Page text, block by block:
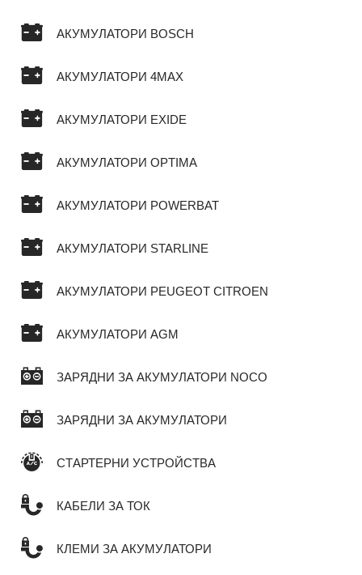
АКУМУЛАТОРИ BOSCH
АКУМУЛАТОРИ 4MAX
АКУМУЛАТОРИ EXIDE
АКУМУЛАТОРИ OPTIMA
АКУМУЛАТОРИ POWERBAT
АКУМУЛАТОРИ STARLINE
АКУМУЛАТОРИ PEUGEOT CITROEN
АКУМУЛАТОРИ AGM
ЗАРЯДНИ ЗА АКУМУЛАТОРИ NOCO
ЗАРЯДНИ ЗА АКУМУЛАТОРИ
СТАРТЕРНИ УСТРОЙСТВА
КАБЕЛИ ЗА ТОК
КЛЕМИ ЗА АКУМУЛАТОРИ